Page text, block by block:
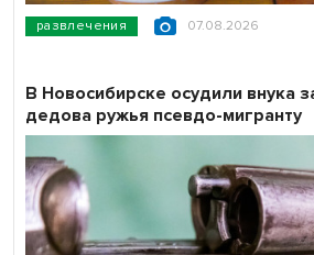
развлечения 07.08.2026
В Новосибирске осудили внука
дедова ружья псевдо-мигранту